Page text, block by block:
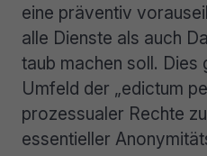
eine präventiv
alle Dienste als auch
taub machen soll. Dies
Umfeld der „edictum
prozessualer Rechte
essentieller